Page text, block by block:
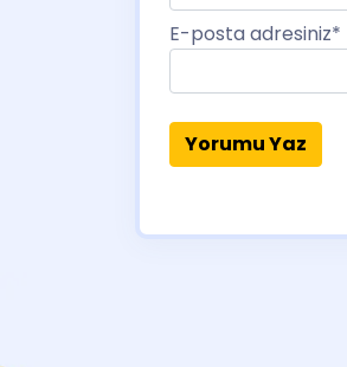
E-posta adresiniz*